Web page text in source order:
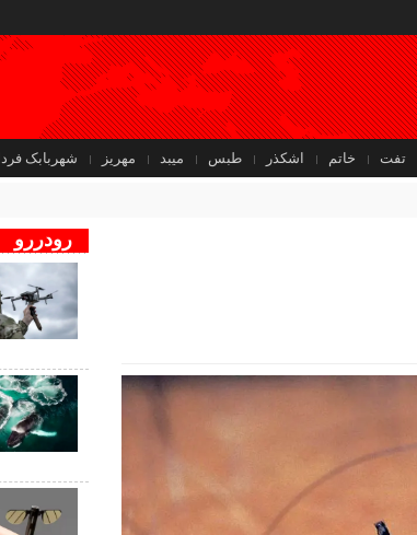
تفت خاتم اشکذر طبس میبد مهریز شهربابک فردا
رودررو